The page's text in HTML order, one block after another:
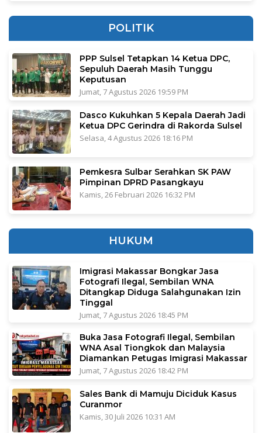
POLITIK
PPP Sulsel Tetapkan 14 Ketua DPC,
Sepuluh Daerah Masih Tunggu
Keputusan
Jumat, 7 Agustus 2026 19:59 PM
Dasco Kukuhkan 5 Kepala Daerah Jadi
Ketua DPC Gerindra di Rakorda Sulsel
Selasa, 4 Agustus 2026 18:16 PM
Pemkesra Sulbar Serahkan SK PAW
Pimpinan DPRD Pasangkayu
Kamis, 26 Februari 2026 16:32 PM
HUKUM
Imigrasi Makassar Bongkar Jasa
Fotografi Ilegal, Sembilan WNA
Ditangkap Diduga Salahgunakan Izin
Tinggal
Jumat, 7 Agustus 2026 18:45 PM
Buka Jasa Fotografi Ilegal, Sembilan
WNA Asal Tiongkok dan Malaysia
Diamankan Petugas Imigrasi Makassar
Jumat, 7 Agustus 2026 18:42 PM
Sales Bank di Mamuju Diciduk Kasus
Curanmor
Kamis, 30 Juli 2026 10:31 AM